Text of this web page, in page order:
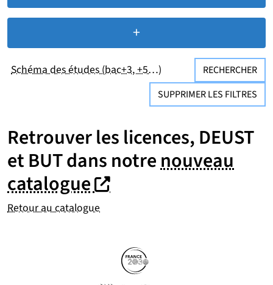
+de critères de
Schéma des études (bac+3, +5…)
RECHERCHER
SUPPRIMER LES FILTRES
Retrouver les licences, DEUST
et BUT dans notrenouveau
catalogue(nouvelle fenêtre)
(nouvelle fenêtre)
Retour au catalogue
(nouvelle fenêtre)